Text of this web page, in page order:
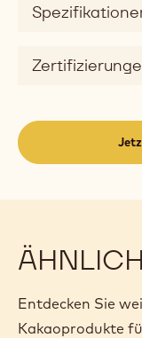
Entdecken Sie
Kakaoprodukte